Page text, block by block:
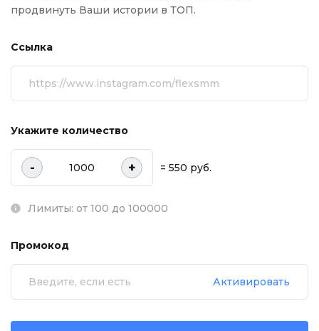
продвинуть Ваши истории в ТОП.
Ссылка
Укажите количество
- + = 550 руб.
Лимиты: от 100 до 100000
Промокод
Активировать